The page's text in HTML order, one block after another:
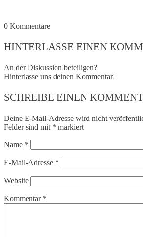
0 Kommentare
HINTERLASSE EINEN
An der Diskussion beteiligen?
Hinterlasse uns deinen Kommentar!
SCHREIBE EINEN
Deine E-Mail-Adresse wird nicht
Felder sind mit * markiert
Name *
E-Mail-Adresse *
Website
Kommentar *